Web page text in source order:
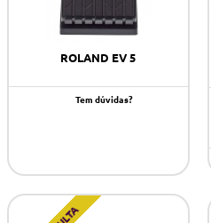
ROLAND EV 5
Tem dúvidas?